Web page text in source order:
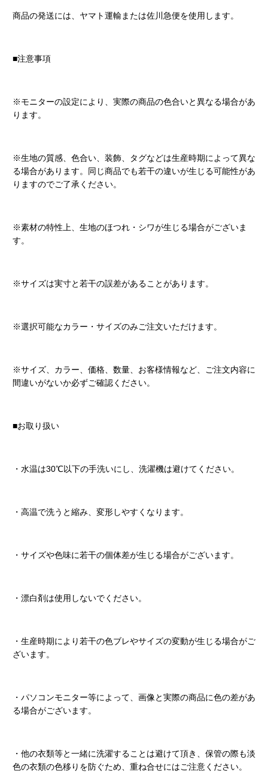
商品の発送には、ヤマト運輸または佐川急便を使用します。
■注意事項
※モニターの設定により、実際の商品の色合いと異なる場合があ
ります。
※生地の質感、色合い、装飾、タグなどは生産時期によって異な
る場合があります。同じ商品でも若干の違いが生じる可能性があ
りますのでご了承ください。
※素材の特性上、生地のほつれ・シワが生じる場合がございま
す。
※サイズは実寸と若干の誤差があることがあります。
※選択可能なカラー・サイズのみご注文いただけます。
※サイズ、カラー、価格、数量、お客様情報など、ご注文内容に
間違いがないか必ずご確認ください。
■お取り扱い
・水温は30℃以下の手洗いにし、洗濯機は避けてください。
・高温で洗うと縮み、変形しやすくなります。
・サイズや色味に若干の個体差が生じる場合がございます。
・漂白剤は使用しないでください。
・生産時期により若干の色ブレやサイズの変動が生じる場合がご
ざいます。
・パソコンモニター等によって、画像と実際の商品に色の差があ
る場合がございます。
・他の衣類等と一緒に洗濯することは避けて頂き、保管の際も淡
色の衣類の色移りを防ぐため、重ね合せにはご注意ください。